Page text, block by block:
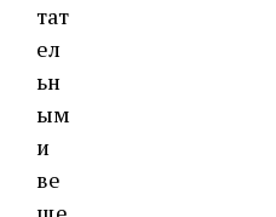
тат
ел
ьн
ым
и
ве